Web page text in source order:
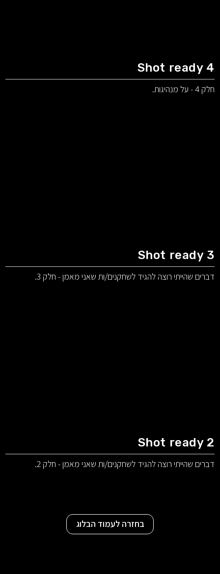
Shot ready 4
חלק 4 - על מנהיגות.
Shot ready 3
דברים שהייתי רוצה להגיד לשחקנים/ות שאני מאמן - חלק 3.
Shot ready 2
דברים שהייתי רוצה להגיד לשחקנים/ות שאני מאמן - חלק 2.
בחזרה לעמוד הבלוג